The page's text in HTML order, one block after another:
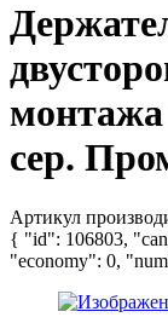
сер.
Артикул
{ "id": 106803,
"economy": 0,